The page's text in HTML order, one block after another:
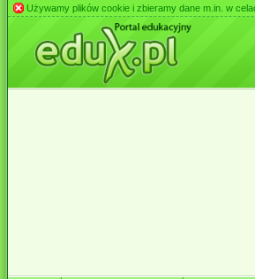
Używamy plików cookie i zbieramy dane m.in. w